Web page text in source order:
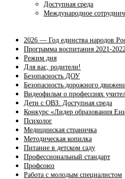
Доступная среда
Международное
2026 — Год единства народов
Программа воспитания 2021-
Режим дня
Для вас, родители!
Безопасность ДОУ
Безопасность дорожного
Видеофильм о профессиях
Дети с ОВЗ. Доступная среда
Конкурс «Лидер образования
Психолог
Медицинская страничка
Методическая копилка
Питание в детском саду
Профессиональный стандарт
Профсоюз
Работа с молодым специалистом